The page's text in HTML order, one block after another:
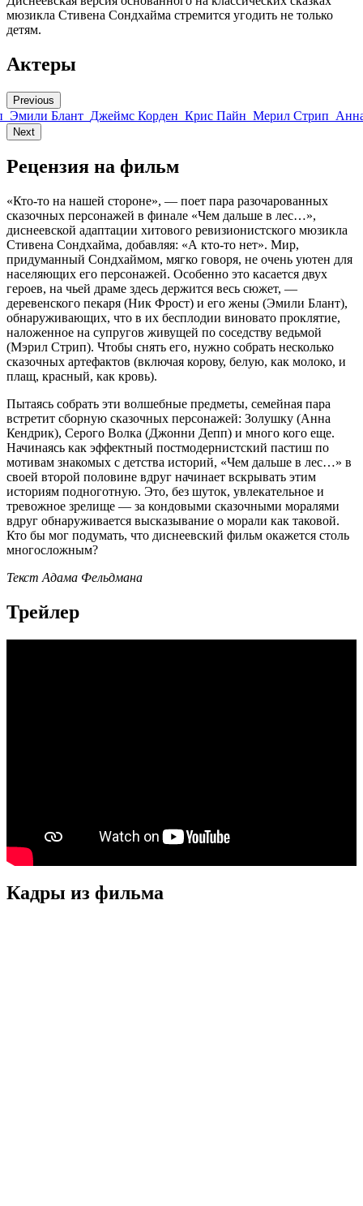
мюзикла Стивена Сондхайма стремится угодить не только
детям.
Актеры
Previous
Эмили Блант Джеймс Корден Крис Пайн Мерил Стрип
Next
Рецензия на фильм
«Кто-то на нашей стороне», — поет пара разочарованных
сказочных персонажей в финале «Чем дальше в лес…»,
диснеевской адаптации хитового ревизионистского мюзикла
Стивена Сондхайма, добавляя: «А кто-то нет». Мир,
придуманный Сондхаймом, мягко говоря, не очень уютен для
населяющих его персонажей. Особенно это касается двух
героев, на чьей драме здесь держится весь сюжет, —
деревенского пекаря (Ник Фрост) и его жены (Эмили Блант),
обнаруживающих, что в их бесплодии виновато проклятие,
наложенное на супругов живущей по соседству ведьмой
(Мэрил Стрип). Чтобы снять его, нужно собрать несколько
сказочных артефактов (включая корову, белую, как молоко, и
плащ, красный, как кровь).
Пытаясь собрать эти волшебные предметы, семейная пара
встретит сборную сказочных персонажей: Золушку (Анна
Кендрик), Серого Волка (Джонни Депп) и много кого еще.
Начинаясь как эффектный постмодернистский пастиш по
мотивам знакомых с детства историй, «Чем дальше в лес…» в
своей второй половине вдруг начинает вскрывать этим
историям подноготную. Это, без шуток, увлекательное и
тревожное зрелище — за кондовыми сказочными моралями
вдруг обнаруживается высказывание о морали как таковой.
Кто бы мог подумать, что диснеевский фильм окажется столь
многосложным?
Текст Адама Фельдмана
Трейлер
Кадры из фильмa